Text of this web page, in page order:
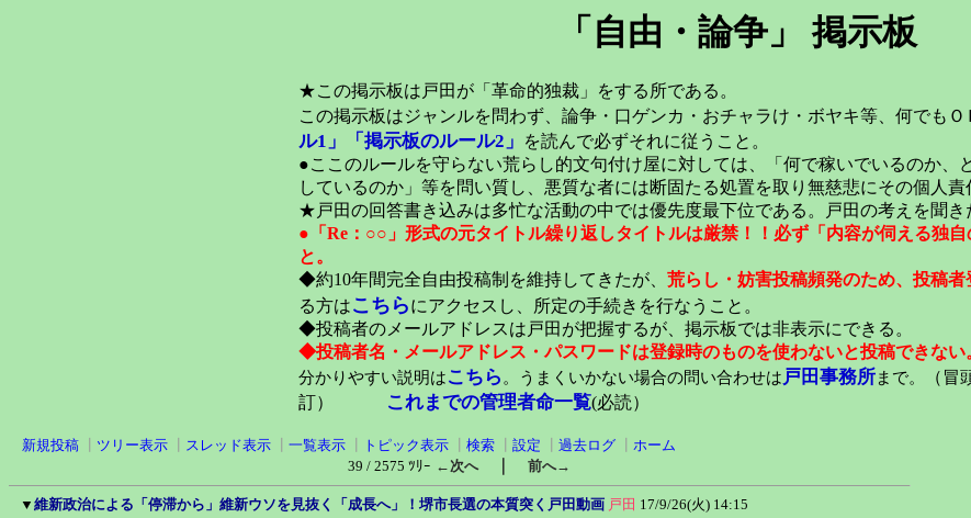
「自由・論争」 掲示板
★この掲示板は戸田が「革命的独裁」をする所である。
この掲示板はジャンルを問わず、論争・口ゲンカ・おチャラけ・ボヤキ等、何でもＯ
ル1」
「掲示板のルール2」
を読んで必ずそれに従うこと。
●ここのルールを守らない荒らし的文句付け屋に対しては、「何で稼いでいるのか、
しているのか」等を問い質し、悪質な者には断固たる処置を取り無慈悲にその個人責
★戸田の回答書き込みは多忙な活動の中では優先度最下位である。戸田の考えを聞き
●「Re：○○」形式の元タイトル繰り返しタイトルは厳禁！！必ず「内容が伺える独
と。
◆約10年間完全自由投稿制を維持してきたが、 荒らし・妨害投稿頻発のため、投稿者
る方はこちらにアクセスし、所定の手続きを行なうこと。
◆投稿者のメールアドレスは戸田が把握するが、掲示板では非表示にできる。
◆投稿者名・メールアドレス・パスワードは登録時のものを使わないと投稿できない
分かりやすい説明はこちら。うまくいかない場合の問い合わせは戸田事務所まで。
（冒
訂）
これまでの管理者命一覧(必読）
新規投稿 ツリー表示 スレッド表示 一覧表示 トピック表示 検索 設定 過去ログ
ホーム
39 / 2575 ﾂﾘｰ ←次へ｜ 前へ→
▼ 維新政治による「停滞から」維新ウソを見抜く「成長へ」！堺市長選の本質突く戸田動画 戸田 17/9/26(火) 14:15